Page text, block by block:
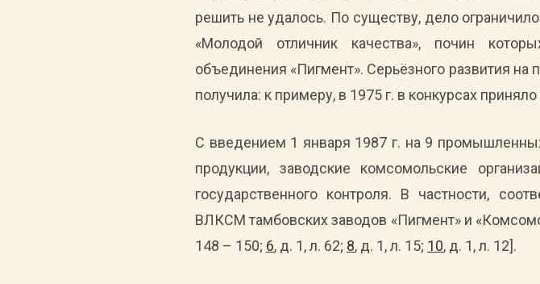
решить не удалось. По существу, дело
«Молодой отличник качества», почин
объединения «Пигмент». Серьёзного развития
получила: к примеру, в 1975 г. в конкурсах
С введением 1 января 1987 г. на 9
продукции, заводские комсомольские
государственного контроля. В частности,
ВЛКСМ тамбовских заводов «Пигмент» и
148 – 150; 6, д. 1, л. 62; 8, д. 1, л. 15; 10, д. 1, л. 12].